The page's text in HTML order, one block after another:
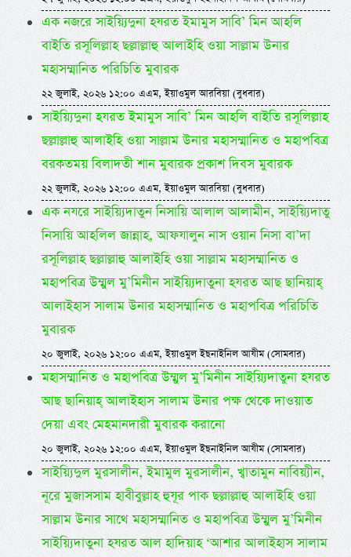
এক নজরে সাইয়্যিদুনা হযরত ইমামুস সাবি’ মিন আহলি
বাইতি রসূলিল্লাহ ছল্লাল্লাহু আলাইহি ওয়া সাল্লাম উনার
মহাসম্মানিত পরিচিতি মুবারক
২২ জুলাই, ২০২৬ ১২:০০ এএম, ইয়াওমুল আরবিয়া (বুধবার)
সাইয়্যিদুনা হযরত ইমামুস সাবি’ মিন আহলি বাইতি রসূলিল্লাহ
ছল্লাল্লাহু আলাইহি ওয়া সাল্লাম উনার মহাসম্মানিত ও মহাপবিত্র
বরকতময় বিলাদতী শান মুবারক প্রকাশ দিবস মুবারক
২২ জুলাই, ২০২৬ ১২:০০ এএম, ইয়াওমুল আরবিয়া (বুধবার)
এক নযরে সাইয়্যিদাতুন নিসায়ি আলাল আলামীন, সাইয়্যিদাতু
নিসায়ি আহলিল জান্নাহ, আফযালুন নাস ওয়ান নিসা বা’দা
রসূলিল্লাহ ছল্লাল্লাহু আলাইহি ওয়া সাল্লাম মহাসম্মানিত ও
মহাপবিত্র উম্মুল মু’মিনীন সাইয়্যিদাতুনা হযরত আছ ছানিয়াহ্
আলাইহাস সালাম উনার মহাসম্মানিত ও মহাপবিত্র পরিচিতি
মুবারক
২০ জুলাই, ২০২৬ ১২:০০ এএম, ইয়াওমুল ইছনাইনিল আযীম (সোমবার)
মহাসম্মানিত ও মহাপবিত্র উম্মুল মু’মিনীন সাইয়্যিদাতুনা হযরত
আছ ছানিয়াহ্ আলাইহাস সালাম উনার পক্ষ থেকে দাওয়াত
দেয়া এবং মেহমানদারী মুবারক করানো
২০ জুলাই, ২০২৬ ১২:০০ এএম, ইয়াওমুল ইছনাইনিল আযীম (সোমবার)
সাইয়্যিদুল মুরসালীন, ইমামুল মুরসালীন, খ্বাতামুন নাবিয়্যীন,
নূরে মুজাসসাম হাবীবুল্লাহ হুযূর পাক ছল্লাল্লাহু আলাইহি ওয়া
সাল্লাম উনার সাথে মহাসম্মানিত ও মহাপবিত্র উম্মুল মু’মিনীন
সাইয়্যিদাতুনা হযরত আল হাদিয়াহ ‘আশার আলাইহাস সালাম